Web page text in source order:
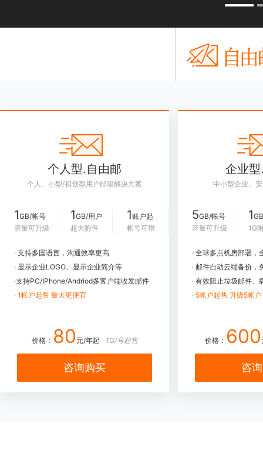
个人型.自由邮
个人、小型/初创型用户邮箱解决方案
1GB/帐号
容量可升级
1GB/用户
超大附件
1账户起
帐号可增
· 支持多国语言，沟通效率更高
· 显示企业LOGO、显示企业简介等
·支持PC/IPhone/Andriod多客户端收发邮件
· 1帐户起售 量大更便宜
价格： 80元/年起 1G/号起售
咨询购买
企业
中小型企业、
5GB/帐号
容量可升级
1
1G
· 全球多点机房部署
· 邮件自动云端备份
· 有效阻止垃圾邮件
· 5帐户起售 升级5帐
价格： 600
咨